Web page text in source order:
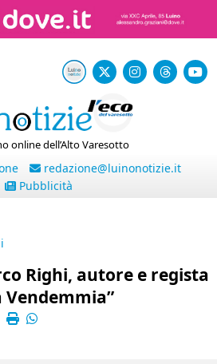
online dell’Alto Varesotto
redazione@luinonotizie.it
Pubblicità
Righi, autore e regista
Vendemmia”